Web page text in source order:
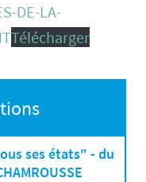
DE-LA-
Télécharger
ses états" - du